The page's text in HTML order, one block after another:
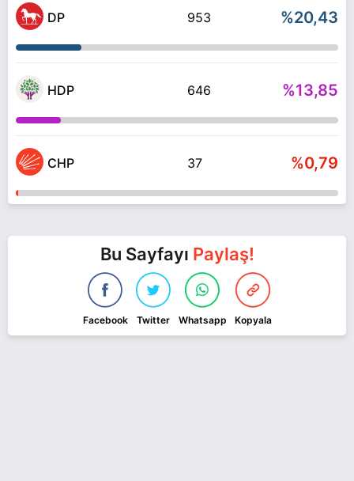
DP 953 %20,43
HDP 646 %13,85
CHP 37 %0,79
Bu Sayfayı Paylaş!
Facebook Twitter Whatsapp Kopyala